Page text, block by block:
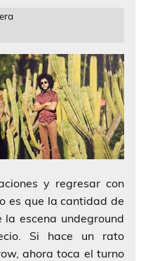
y regresar con
es que la cantidad de
la escena undeground
Si hace un rato
ahora toca el turno